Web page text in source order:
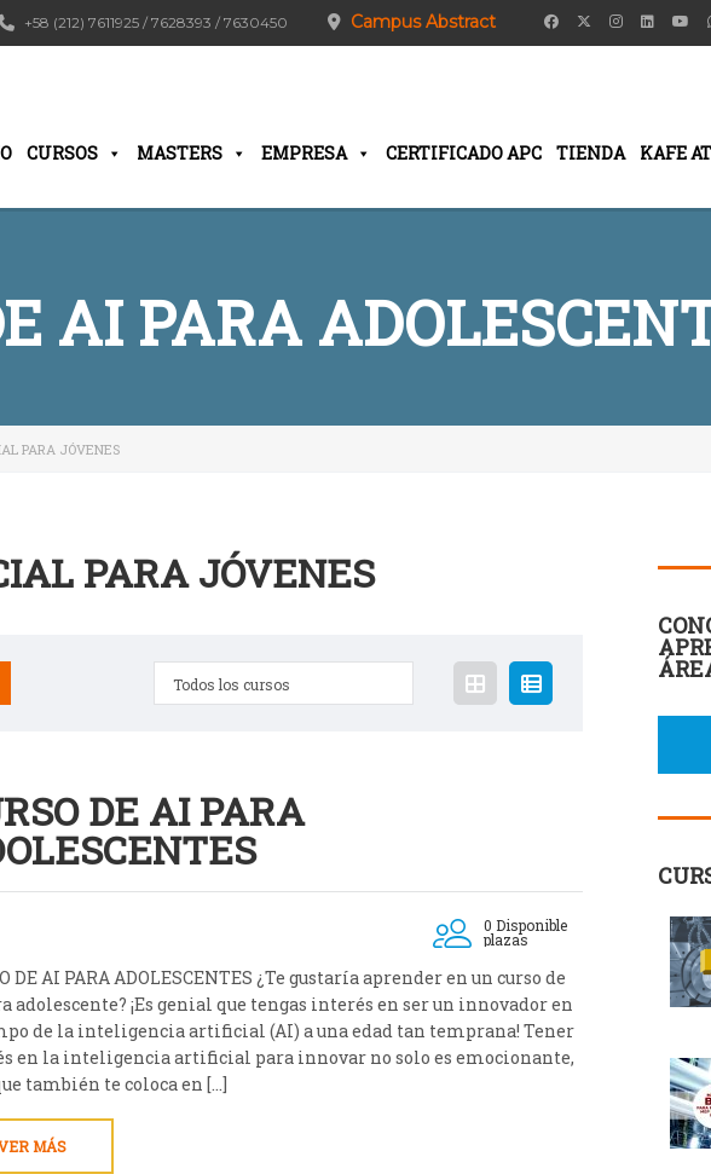
Campus Abstract
+58 (212) 7611925 / 7628393 / 7630450
CURSOS MASTERS EMPRESA CERTIFICADO APC TIENDA KAFE
AI PARA
PARA JÓVENES
PARA JÓVENES
Todos los cursos
DE AI PARA
0 Disponible
plazas
DE AI PARA ADOLESCENTES ¿Te gustaría aprender en un curso de
adolescente? ¡Es genial que tengas interés en ser un innovador en
de la inteligencia artificial (AI) a una edad tan temprana! Tener
en la inteligencia artificial para innovar no solo es emocionante,
también te coloca en [...]
MÁS